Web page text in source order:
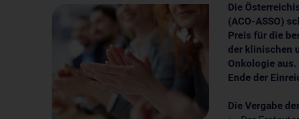
Die
(ACO-ASSO)
Preis für die
der klinischen
Onkologie
Ende der
Die Vergabe